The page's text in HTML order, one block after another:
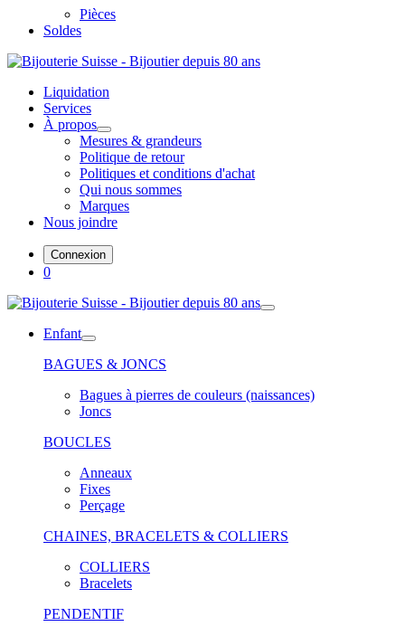
Pièces
Soldes
Liquidation
Services
À propos
Mesures & grandeurs
Politique de retour
Politiques et conditions d'achat
Qui nous sommes
Marques
Nous joindre
Connexion
0
Enfant
BAGUES & JONCS
Bagues à pierres de couleurs (naissances)
Joncs
BOUCLES
Anneaux
Fixes
Perçage
CHAINES, BRACELETS & COLLIERS
COLLIERS
Bracelets
PENDENTIF